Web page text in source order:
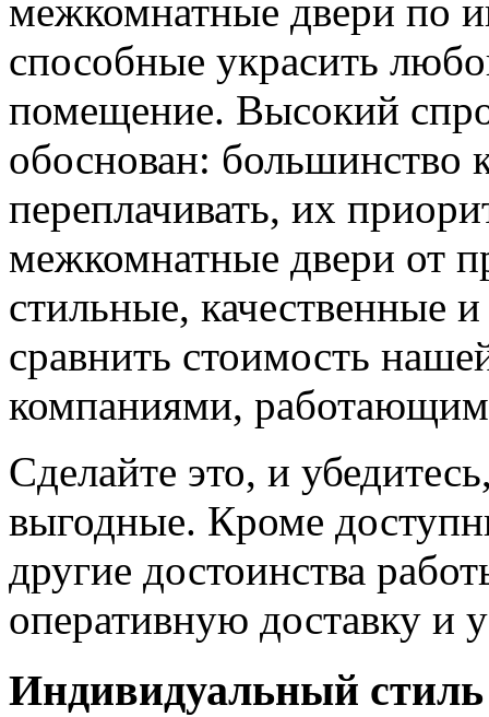
межкомнатные двери по
способные украсить
помещение. Высокий
обоснован: большинство
переплачивать, их
межкомнатные двери от
стильные, качественные
сравнить стоимость
компаниями,
Сделайте это, и
выгодные. Кроме
другие достоинства
оперативную доставку и
Индивидуальный стиль